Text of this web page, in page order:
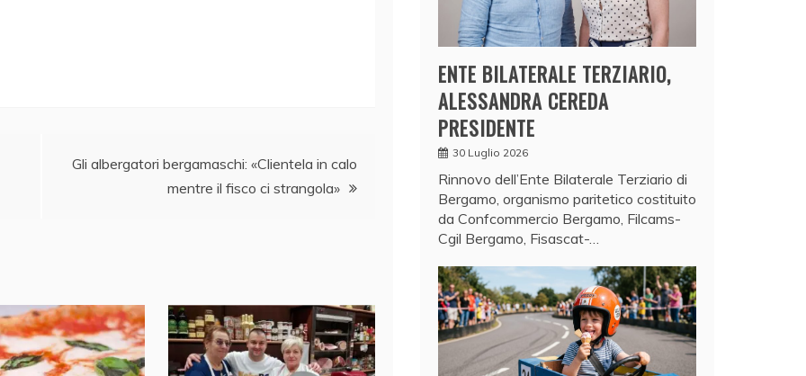
Gli albergatori bergamaschi: «Clientela in calo
mentre il fisco ci strangola»
ENTE BILATERALE TERZIARIO,
ALESSANDRA CEREDA
PRESIDENTE
30 Luglio 2026
Rinnovo dell’Ente Bilaterale Terziario di
Bergamo, organismo paritetico costituito
da Confcommercio Bergamo, Filcams-
Cgil Bergamo, Fisascat-…